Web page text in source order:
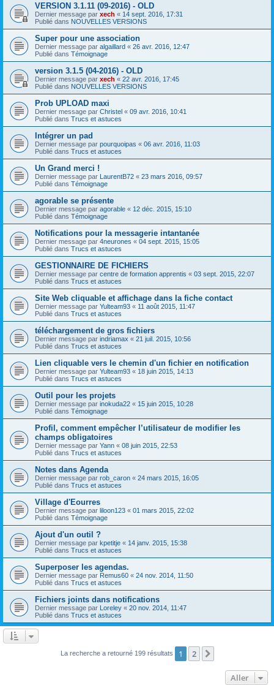
VERSION 3.1.11 (09-2016) - OLD
Dernier message par xech « 14 sept. 2016, 17:31
Publié dans NOUVELLES VERSIONS
Super pour une association
Dernier message par algaillard « 26 avr. 2016, 12:47
Publié dans Témoignage
version 3.1.5 (04-2016) - OLD
Dernier message par xech « 22 avr. 2016, 17:45
Publié dans NOUVELLES VERSIONS
Prob UPLOAD maxi
Dernier message par Christel « 09 avr. 2016, 10:41
Publié dans Trucs et astuces
Intégrer un pad
Dernier message par pourquoipas « 06 avr. 2016, 11:03
Publié dans Trucs et astuces
Un Grand merci !
Dernier message par LaurentB72 « 23 mars 2016, 09:57
Publié dans Témoignage
agorable se présente
Dernier message par agorable « 12 déc. 2015, 15:10
Publié dans Témoignage
Notifications pour la messagerie intantanée
Dernier message par 4neurones « 04 sept. 2015, 15:05
Publié dans Trucs et astuces
GESTIONNAIRE DE FICHIERS
Dernier message par centre de formation apprentis « 03 sept. 2015, 22:07
Publié dans Trucs et astuces
Site Web cliquable et affichage dans la fiche contact
Dernier message par Yulteam93 « 11 août 2015, 11:47
Publié dans Trucs et astuces
téléchargement de gros fichiers
Dernier message par indriamax « 21 juil. 2015, 10:56
Publié dans Trucs et astuces
Lien cliquable vers le chemin d'un fichier en notification
Dernier message par Yulteam93 « 18 juin 2015, 14:13
Publié dans Trucs et astuces
Outil pour les projets
Dernier message par inokuda22 « 15 juin 2015, 10:28
Publié dans Témoignage
Profil, comment empêcher l’utilisateur de modifier les
champs obligatoires
Dernier message par Yann « 08 juin 2015, 22:53
Publié dans Trucs et astuces
Notes dans Agenda
Dernier message par rob_caron « 24 mars 2015, 16:05
Publié dans Trucs et astuces
Village d'Eourres
Dernier message par liloon123 « 01 mars 2015, 22:02
Publié dans Témoignage
Ajout d'un outil ?
Dernier message par kpetitje « 14 janv. 2015, 15:38
Publié dans Trucs et astuces
Superposer les agendas.
Dernier message par Remus60 « 24 nov. 2014, 11:50
Publié dans Trucs et astuces
Fichiers joints dans notifications
Dernier message par Loreley « 20 nov. 2014, 11:47
Publié dans Trucs et astuces
La recherche a retourné 199 résultats 1 2
Aller